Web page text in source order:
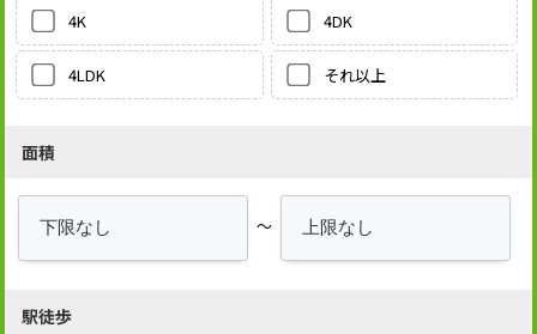
4K 4DK
4LDK それ以上
面積
～
駅徒歩